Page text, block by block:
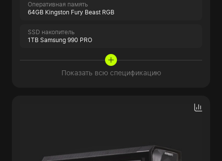
Оперативная память
64GB Kingston Fury Beast RGB
SSD накопитель
1TB Samsung 990 PRO
Показать всю спецификацию